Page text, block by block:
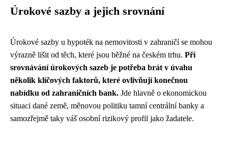
Úrokové sazby a jejich srovnání
Úrokové sazby u hypoték na nemovitosti v zahraničí se mohou
výrazně lišit od těch, které jsou běžné na českém trhu. Při
srovnávání úrokových sazeb je potřeba brát v úvahu
několik klíčových faktorů, které ovlivňují konečnou
nabídku od zahraničních bank. Jde hlavně o ekonomickou
situaci dané země, měnovou politiku tamní centrální banky a
samozřejmě taky váš osobní rizikový profil jako žadatele.